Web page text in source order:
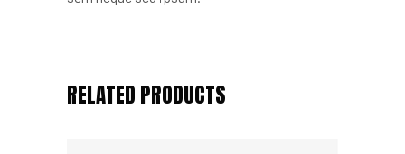
RELATED PRODUCTS